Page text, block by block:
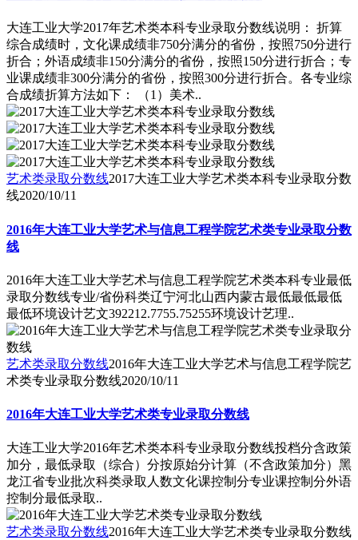
大连工业大学2017年艺术类本科专业录取分数线说明： 折算
综合成绩时，文化课成绩非750分满分的省份，按照750分进行
折合；外语成绩非150分满分的省份，按照150分进行折合；专
业课成绩非300分满分的省份，按照300分进行折合。各专业综
合成绩折算方法如下： （1）美术..
艺术类录取分数线2017大连工业大学艺术类本科专业录取分数
线2020/10/11
2016年大连工业大学艺术与信息工程学院艺术类专业录取分数
线
2016年大连工业大学艺术与信息工程学院艺术类本科专业最低
录取分数线专业/省份科类辽宁河北山西内蒙古最低最低最低
最低环境设计艺文392212.7755.75255环境设计艺理..
艺术类录取分数线2016年大连工业大学艺术与信息工程学院艺
术类专业录取分数线2020/10/11
2016年大连工业大学艺术类专业录取分数线
大连工业大学2016年艺术类本科专业录取分数线投档分含政策
加分，最低录取（综合）分按原始分计算（不含政策加分）黑
龙江省专业批次科类录取人数文化课控制分专业课控制分外语
控制分最低录取..
艺术类录取分数线2016年大连工业大学艺术类专业录取分数线